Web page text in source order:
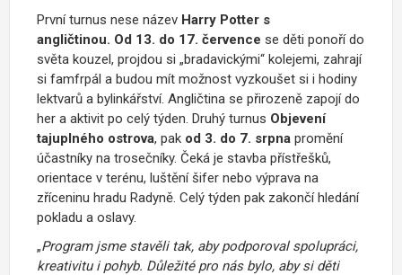
První turnus nese název Harry Potter s
angličtinou. Od 13. do 17. července se děti ponoří do
světa kouzel, projdou si „bradavickými“ kolejemi, zahrají
si famfrpál a budou mít možnost vyzkoušet si i hodiny
lektvarů a bylinkářství. Angličtina se přirozeně zapojí do
her a aktivit po celý týden. Druhý turnus Objevení
tajuplného ostrova, pak od 3. do 7. srpna promění
účastníky na trosečníky. Čeká je stavba přístřešků,
orientace v terénu, luštění šifer nebo výprava na
zříceninu hradu Radyně. Celý týden pak zakončí hledání
pokladu a oslavy.
„Program jsme stavěli tak, aby podporoval spolupráci,
kreativitu i pohyb. Důležité pro nás bylo, aby si děti